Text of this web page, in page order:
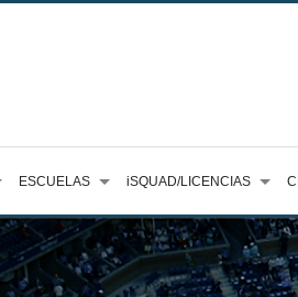
ESCUELAS iSQUAD/LICENCIAS